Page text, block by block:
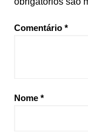
Comentário *
Nome *